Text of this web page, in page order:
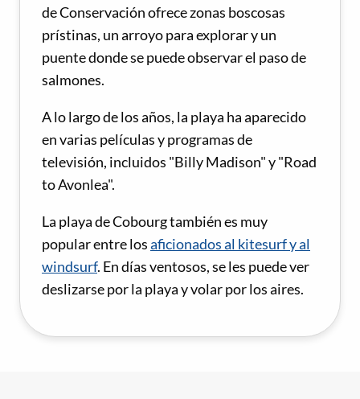
de Conservación ofrece zonas boscosas
prístinas, un arroyo para explorar y un
puente donde se puede observar el paso de
salmones.
A lo largo de los años, la playa ha aparecido
en varias películas y programas de
televisión, incluidos "Billy Madison" y "Road
to Avonlea".
La playa de Cobourg también es muy
popular entre losaficionados al kitesurf y al
windsurf. En días ventosos, se les puede ver
deslizarse por la playa y volar por los aires.